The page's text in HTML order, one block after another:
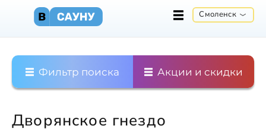
Смоленск
Фильтр поиска Акции и скидки
Дворянское гнездо